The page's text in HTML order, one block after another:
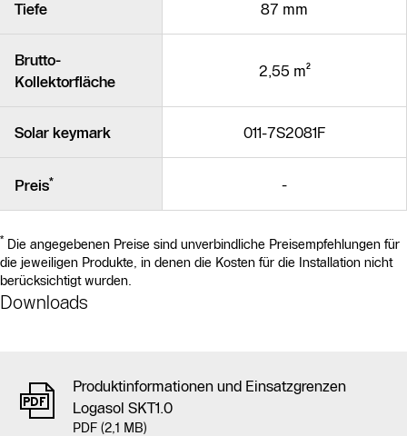
Tiefe 87 mm
Brutto-
Kollektorfläche
2,55 m²
Solar keymark 011-7S2081F
Preis* -
* Die angegebenen Preise sind unverbindliche Preisempfehlungen für
die jeweiligen Produkte, in denen die Kosten für die Installation nicht
berücksichtigt wurden.
Downloads
Produktinformationen und Einsatzgrenzen
Logasol SKT1.0
PDF (2,1 MB)